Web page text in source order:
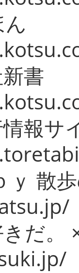
書
報サ
ｙ 散
だ。